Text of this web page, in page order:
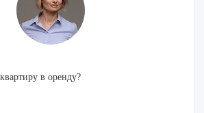
в оренду?